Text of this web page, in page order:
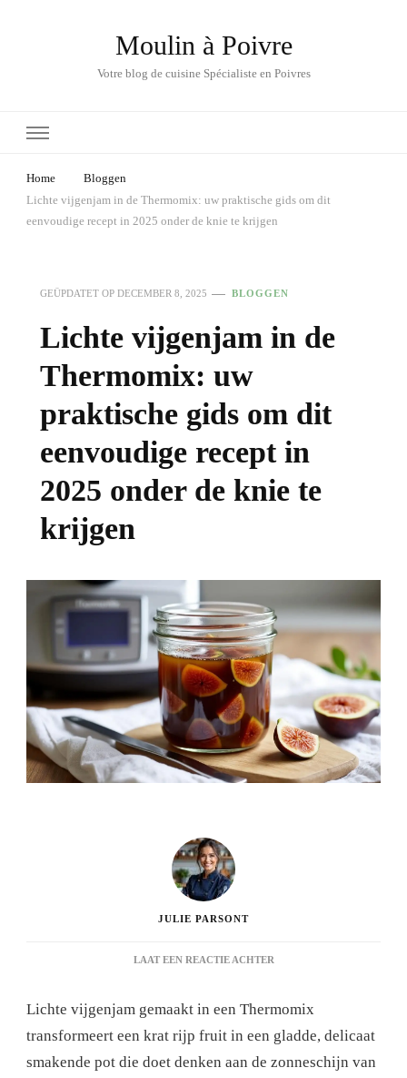
Moulin à Poivre
Votre blog de cuisine Spécialiste en Poivres
Home
Bloggen
Lichte vijgenjam in de Thermomix: uw praktische gids om dit
eenvoudige recept in 2025 onder de knie te krijgen
GEÜPDATET OP DECEMBER 8, 2025 BLOGGEN
Lichte vijgenjam in de
Thermomix: uw
praktische gids om dit
eenvoudige recept in
2025 onder de knie te
krijgen
JULIE PARSONT
LAAT EEN REACTIE ACHTEROP
IN
DE
THERMOMIX:
UW
Lichte vijgenjam gemaakt in een Thermomix
transformeert een krat rijp fruit in een gladde, delicaat
smakende pot die doet denken aan de zonneschijn van